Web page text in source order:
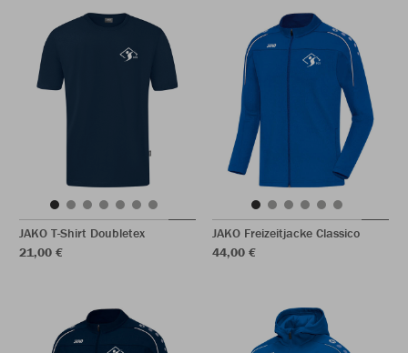
JAKO T-Shirt Doubletex
21,00 €
JAKO Freizeitjacke Classico
44,00 €